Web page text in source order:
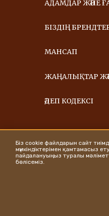
АДАМДАР ЖӘНЕ
БІЗДІҢ
МАНСАП
ЖАҢАЛЫҚТАР
ӘДЕП КОДЕКСІ
Біз cookie файлдарын сайт
мүмкіндіктерімен қамтамасыз
пайдалануыңыз туралы
бөлісеміз.